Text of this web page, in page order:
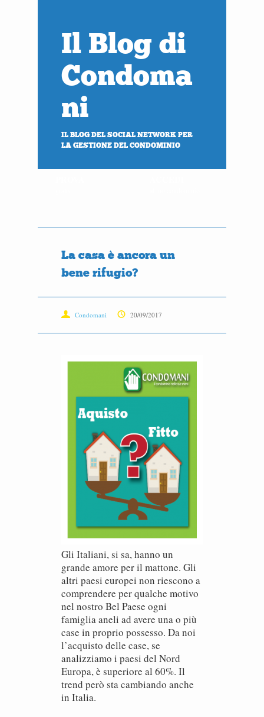
Il Blog di
Condoma
ni
IL BLOG DEL SOCIAL NETWORK PER
LA GESTIONE DEL CONDOMINIO
La casa è ancora un
bene rifugio?
Condomani 20/09/2017
Gli Italiani, si sa, hanno un
grande amore per il mattone. Gli
altri paesi europei non riescono a
comprendere per qualche motivo
nel nostro Bel Paese ogni
famiglia aneli ad avere una o più
case in proprio possesso. Da noi
l’acquisto delle case, se
analizziamo i paesi del Nord
Europa, è superiore al 60%. Il
trend però sta cambiando anche
in Italia.